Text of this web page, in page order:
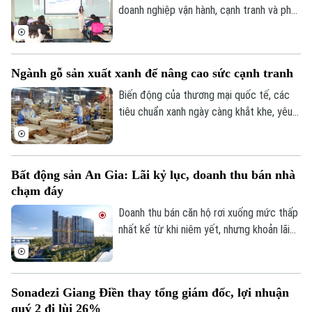
doanh nghiệp vận hành, cạnh tranh và phát
hành thực chất. Thông tin được các diễn
giả nhấn mạnh tại sự kiện AI-Ready
Workforce tổ chức mới đây tại Hà Nội.
Ngành gỗ sản xuất xanh để nâng cao sức cạnh tranh
Biến động của thương mại quốc tế, các
tiêu chuẩn xanh ngày càng khắt khe, yêu
yêu cầu hoàn toàn mới đối với ngành gỗ
thị trường, xuất khẩu gỗ của Việt Nam
vẫn duy trì vị thế dẫn đầu nhờ khả năng
Bất động sản An Gia: Lãi kỷ lục, doanh thu bán nhà
chạm đáy
Doanh thu bán căn hộ rơi xuống mức thấp
nhất kể từ khi niêm yết, nhưng khoản lãi
Sonadezi Giang Điền thay tổng giám đốc, lợi nhuận
quý 2 đi lùi 26%